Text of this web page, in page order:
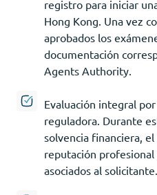
registro para iniciar
Hong Kong. Una vez
aprobados los
documentación
Agents Authority.
Evaluación integral
reguladora. Durante
solvencia financiera,
reputación
asociados al solicitante.